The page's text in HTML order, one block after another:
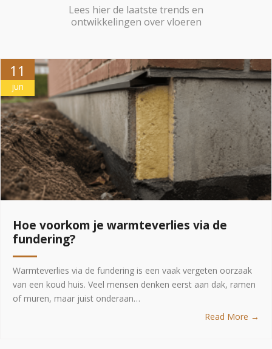
Lees hier de laatste trends en
ontwikkelingen over vloeren
11
jun
Hoe voorkom je warmteverlies via de
fundering?
Warmteverlies via de fundering is een vaak vergeten oorzaak
van een koud huis. Veel mensen denken eerst aan dak, ramen
of muren, maar juist onderaan…
Read More →